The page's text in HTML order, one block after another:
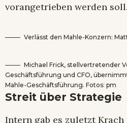
vorangetrieben werden
Verlässt den Mahle-Konzern:
Michael Frick, stellvertretender
Geschäftsführung und CFO,
Mahle-Geschäftsführung. Fotos: pm
Streit über Strategie
Intern gab es zuletzt